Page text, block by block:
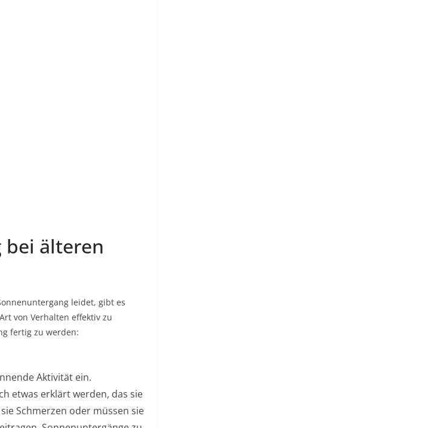
bei älteren
leidet, gibt es
von Verhalten effektiv zu
fertig zu werden:
Aktivität ein.
etwas erklärt werden, das sie
Schmerzen oder müssen sie